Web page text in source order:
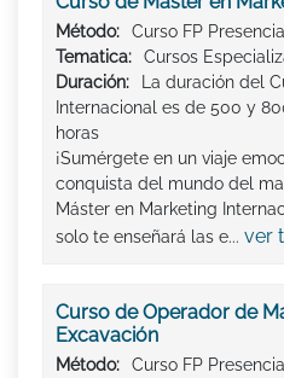
Método:
Curso FP Presencial
Tematica:
Cursos
Duración:
La duración del
Internacional es de 500 y
horas
¡Sumérgete en un viaje
conquista del mundo del
Máster en Marketing
solo te enseñará las e... ver
Curso de Operador de
Excavación
Método:
Curso FP Presencial